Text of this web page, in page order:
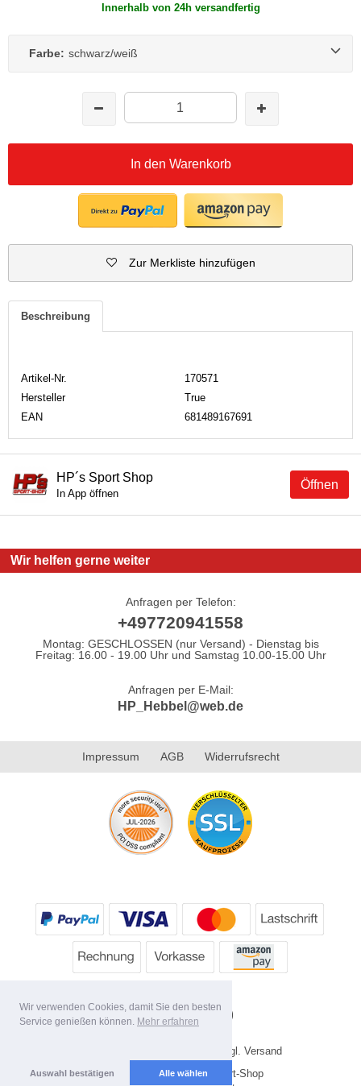
Wir verwenden Cookies, damit Sie den besten
Service genießen können. Mehr erfahren
Auswahl bestätigen Alle wählen
Innerhalb von 24h versandfertig
Farbe: schwarz/weiß
In den Warenkorb
Zur Merkliste hinzufügen
Beschreibung
Artikel-Nr.
170571
Hersteller
True
EAN
681489167691
Öffnen
HP´s Sport Shop
In App öffnen
Wir helfen gerne weiter
Anfragen per Telefon:
+497720941558
Montag: GESCHLOSSEN (nur Versand) - Dienstag bis
Freitag: 16.00 - 19.00 Uhr und Samstag 10.00-15.00 Uhr
Anfragen per E-Mail:
HP_Hebbel@web.de
Impressum AGB Widerrufsrecht
* Alle Preise inkl. MwSt. evtl. zzgl. Versand
Copyright 2026 by HP's Sport-Shop